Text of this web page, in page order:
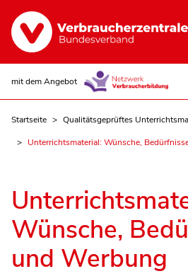
mit dem Angebot
Startseite
Qualitätsgeprüftes
Unterrichtsmaterial: Wünsche,
Wünsche,
und Werbung